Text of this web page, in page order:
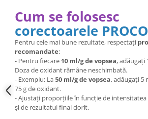
Cum se folosesc
corectoarele
Pentru cele mai bune rezultate, respectați
recomandate:
- Pentru fiecare 10 ml/g de vopsea, adăugați
Doza de oxidant rămâne neschimbată.
- Exemplu: La50 ml/g de vopsea, adăugați 5
75 g de oxidant.
- Ajustați proporțiile în funcție de
și de rezultatul final dorit.